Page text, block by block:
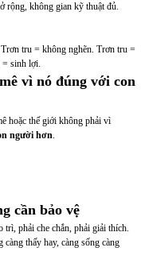
rộng, không gian kỹ thuật đủ.
tru = không nghẽn. Trơn tru =
= sinh lợi.
vì nó đúng với con
hoặc thế giới không phải vì
người hơn.
cần bảo vệ
phải che chắn, phải giải thích.
thấy hay, càng sống càng